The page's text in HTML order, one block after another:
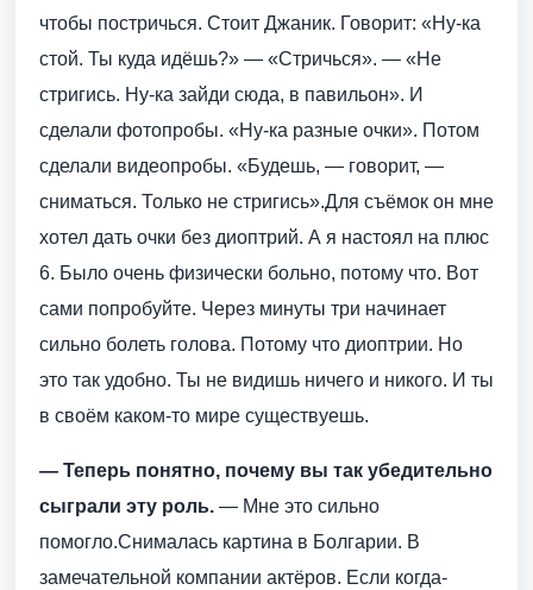
чтобы постричься. Стоит Джаник. Говорит: «Ну-ка
стой. Ты куда идёшь?» — «Стричься». — «Не
стригись. Ну-ка зайди сюда, в павильон». И
сделали фотопробы. «Ну-ка разные очки». Потом
сделали видеопробы. «Будешь, — говорит, —
сниматься. Только не стригись».Для съёмок он мне
хотел дать очки без диоптрий. А я настоял на плюс
6. Было очень физически больно, потому что. Вот
сами попробуйте. Через минуты три начинает
сильно болеть голова. Потому что диоптрии. Но
это так удобно. Ты не видишь ничего и никого. И ты
в своём каком-то мире существуешь.
— Теперь понятно, почему вы так убедительно
сыграли эту роль. — Мне это сильно
помогло.Снималась картина в Болгарии. В
замечательной компании актёров. Если когда-